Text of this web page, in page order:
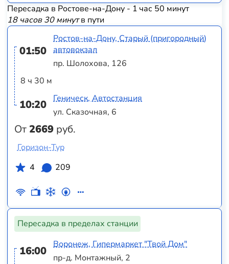
Пересадка в Ростове-на-Дону - 1 час 50 минут
18 часов 30 минутв пути
01:50
8 ч 30 м
10:20
От2669 руб.
Ростов-на-Дону, Старый (пригородный)
автовокзал
пр. Шолохова, 126
Геническ, Автостанция
ул. Сказочная, 6
Горизон-Тур
4
209
Пересадка в пределах станции
16:00
Воронеж, Гипермаркет "Твой Дом"
пр-д. Монтажный, 2